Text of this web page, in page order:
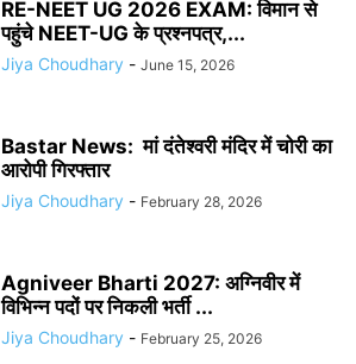
RE-NEET UG 2026 EXAM: विमान से
पहुंचे NEET-UG के प्रश्नपत्र,...
Jiya Choudhary - June 15, 2026
Bastar News: मां दंतेश्वरी मंदिर में चोरी का
आरोपी गिरफ्तार
Jiya Choudhary - February 28, 2026
Agniveer Bharti 2027: अग्निवीर में
विभिन्न पदों पर निकली भर्ती ...
Jiya Choudhary - February 25, 2026